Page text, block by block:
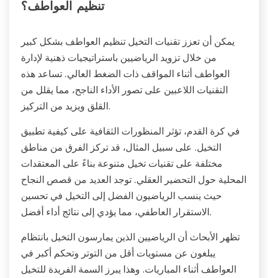
تنظيم العواطف؟
يمكن أن تعزز تقنيات التخيل تنظيم العواطف بشكل كبير
من خلال تزويد الرياضيين باستراتيجيات ذهنية لإدارة
العواطف أثناء المواقف ذات الضغط العالي. تساعد هذه
التقنيات اللاعبين على تصور الأداء الناجح، مما يقلل من
القلق ويزيد من التركيز.
في كرة القدم، تؤثر المنظورات الثقافية على كيفية تطبيق
التخيل. على سبيل المثال، قد تركز الفرق من مناطق
مختلفة على تقنيات تخيل متنوعة بناءً على المعتقدات
المحلية حول التحضير العقلي. توجد العديد من قصص النجاح
حيث ينسب الرياضيون الفضل إلى التخيل في تحسين
الاستقرار العاطفي، مما يؤدي إلى نتائج أداء أفضل.
تظهر الأبحاث أن الرياضيين الذين يمارسون التخيل بانتظام
يبلغون عن مستويات أقل من التوتر وتحكم أكبر في
العواطف أثناء المباريات. وهذا يبرز السمة الفريدة للتخيل